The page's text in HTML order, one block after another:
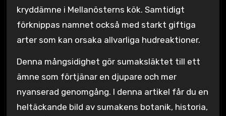
kryddämne i Mellanösterns kök. Samtidigt
förknippas namnet också med starkt giftiga
arter som kan orsaka allvarliga hudreaktioner.
Denna mångsidighet gör sumaksläktet till ett
ämne som förtjänar en djupare och mer
nyanserad genomgång. I denna artikel får du en
heltäckande bild av sumakens botanik, historia,